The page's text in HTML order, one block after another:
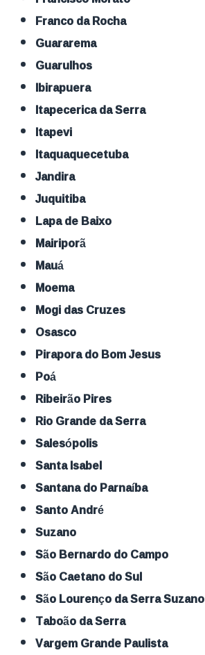
Franco da Rocha
Guararema
Guarulhos
Ibirapuera
Itapecerica da Serra
Itapevi
Itaquaquecetuba
Jandira
Juquitiba
Lapa de Baixo
Mairiporã
Mauá
Moema
Mogi das Cruzes
Osasco
Pirapora do Bom Jesus
Poá
Ribeirão Pires
Rio Grande da Serra
Salesópolis
Santa Isabel
Santana do Parnaíba
Santo André
Suzano
São Bernardo do Campo
São Caetano do Sul
São Lourenço da Serra Suzano
Taboão da Serra
Vargem Grande Paulista